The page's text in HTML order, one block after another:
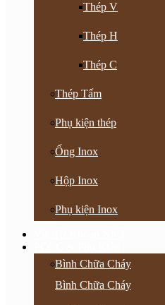
Thép V
Thép H
Thép C
Thép Tấm
Phụ kiện thép
Ống Inox
Hộp Inox
Phụ kiện Inox
Bình Chữa Cháy
Bình Chữa Cháy